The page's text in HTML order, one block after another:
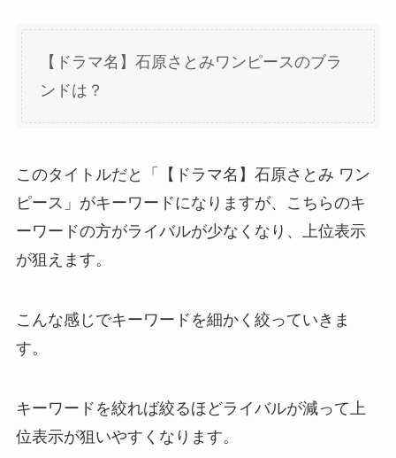
【ドラマ名】石原さとみワンピースのブラ
ンドは？
このタイトルだと「【ドラマ名】石原さとみ ワン
ピース」がキーワードになりますが、こちらのキ
ーワードの方がライバルが少なくなり、上位表示
が狙えます。
こんな感じでキーワードを細かく絞っていきま
す。
キーワードを絞れば絞るほどライバルが減って上
位表示が狙いやすくなります。